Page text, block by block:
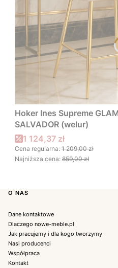
Hoker Ines Supreme
SALVADOR (welur)
Cena promocyjna
1 124,37 zł
Cena regularna: 1 209,00 zł
Najniższa cena: 859,00 zł
Linki w stopce
O NAS
Dane kontaktowe
Dlaczego nowe-meble.pl
Jak pracujemy i dla kogo tworzymy
Nasi producenci
Współpraca
Kontakt